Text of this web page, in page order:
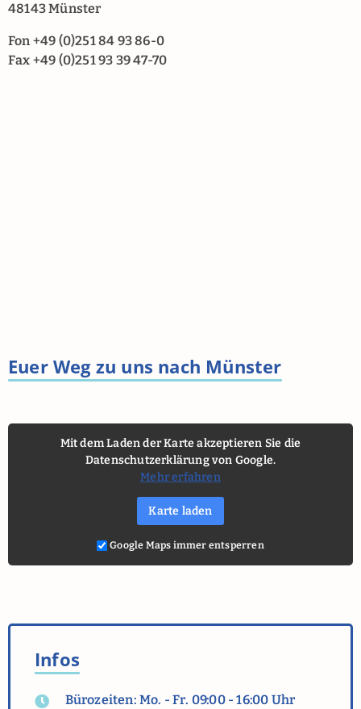
48143 Münster
Fon +49 (0)251 84 93 86-0
Fax +49 (0)251 93 39 47-70
Euer Weg zu uns nach Münster
Mit dem Laden der Karte akzeptieren Sie die
Datenschutzerklärung von Google.
Mehr erfahren
Karte laden
Google Maps immer entsperren
Infos
Bürozeiten: Mo. - Fr. 09:00 - 16:00 Uhr